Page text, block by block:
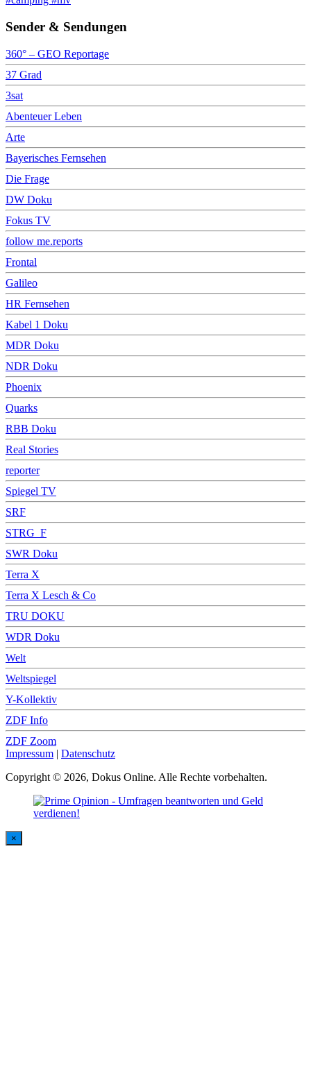
Sender & Sendungen
360° – GEO Reportage
37 Grad
3sat
Abenteuer Leben
Arte
Bayerisches Fernsehen
Die Frage
DW Doku
Fokus TV
follow me.reports
Frontal
Galileo
HR Fernsehen
Kabel 1 Doku
MDR Doku
NDR Doku
Phoenix
Quarks
RBB Doku
Real Stories
reporter
Spiegel TV
SRF
STRG_F
SWR Doku
Terra X
Terra X Lesch & Co
TRU DOKU
WDR Doku
Welt
Weltspiegel
Y-Kollektiv
ZDF Info
ZDF Zoom
Impressum | Datenschutz
Copyright © 2026, Dokus Online. Alle Rechte vorbehalten.
×